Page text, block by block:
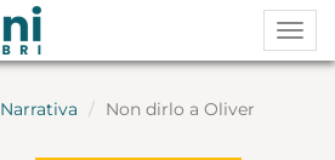
Narrativa Non dirlo a Oliver